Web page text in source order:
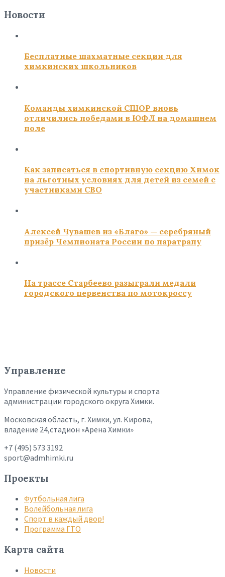
Новости
Бесплатные шахматные секции для
химкинских школьников
Команды химкинской СШОР вновь
отличились победами в ЮФЛ на домашнем
поле
Как записаться в спортивную секцию Химок
на льготных условиях для детей из семей с
участниками СВО
Алексей Чувашев из «Благо» — серебряный
призёр Чемпионата России по паратрапу
На трассе Старбеево разыграли медали
городского первенства по мотокроссу
Управление
Управление физической культуры и спорта
администрации городского округа Химки.
Московская область, г. Химки, ул. Кирова,
владение 24,стадион «Арена Химки»
+7 (495) 573 3192
sport@admhimki.ru
Проекты
Футбольная лига
Волейбольная лига
Спорт в каждый двор!
Программа ГТО
Карта сайта
Новости